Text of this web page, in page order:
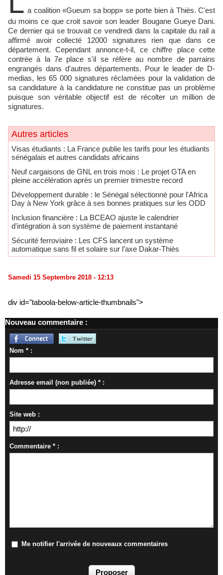
a coalition «Gueum sa bopp» se porte bien à Thiès. C'est
du moins ce que croit savoir son leader Bougane Gueye Dani.
Ce dernier qui se trouvait ce vendredi dans la capitale du rail a
affirmé avoir collecté 12000 signatures rien que dans ce
département. Cependant annonce-t-il, ce chiffre place cette
contrée à la 7e place s'il se réfère au nombre de parrains
engrangés dans d'autres départements. Pour le leader de D-
medias, les 65 000 signatures réclamées pour la validation de
sa candidature à la candidature ne constitue pas un problème
puisque son véritable objectif est de récolter un million de
signatures.
Autres articles
​Visas étudiants : La France publie les tarifs pour les étudiants
sénégalais et autres candidats africains
Neuf cargaisons de GNL en trois mois : Le projet GTA en
pleine accélération après un premier trimestre record
Développement durable : le Sénégal sélectionné pour l'Africa
Day à New York grâce à ses bonnes pratiques sur les ODD
​Inclusion financière : La BCEAO ajuste le calendrier
d'intégration à son système de paiement instantané
Sécurité ferroviaire : Les CFS lancent un système
automatique sans fil et solaire sur l’axe Dakar-Thiès
Samedi 15 Septembre 2018 - 12:13
div id="taboola-below-article-thumbnails">
Nouveau commentaire :
Nom * :
Adresse email (non publiée) * :
Site web :
Commentaire * :
Me notifier l'arrivée de nouveaux commentaires